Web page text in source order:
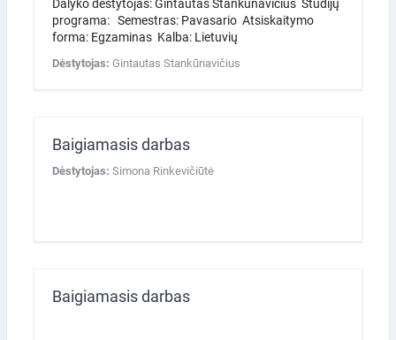
Dalyko dėstytojas: Gintautas Stankūnavičius Studijų
programa: Semestras: Pavasario Atsiskaitymo
forma: Egzaminas Kalba: Lietuvių
Dėstytojas: Gintautas Stankūnavičius
Baigiamasis darbas
Dėstytojas: Simona Rinkevičiūtė
Baigiamasis darbas